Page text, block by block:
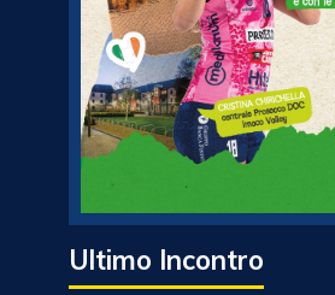
Ultimo Incontro